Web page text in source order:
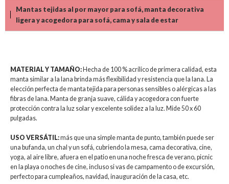
Mantas tejidas al por mayor para sofá, manta decorativa
ligera y acogedora para sofá, cama y sala de estar
MATERIAL Y TAMAÑO:Hecha de 100 % acrílico de primera calidad, esta
manta similar a la lana brinda más flexibilidad y resistencia que la lana. La
elección perfecta de manta tejida para personas sensibles o alérgicas a las
fibras de lana. Manta de granja suave, cálida y acogedora con fuerte
protección contra la luz solar y excelente solidez a la luz. Mide 50 x 60
pulgadas.
USO VERSÁTIL:más que una simple manta de punto, también puede ser
una bufanda, un chal y un sofá, cubriendo la mesa, cama decorativa, cine,
yoga, al aire libre, afuera en el patio en una noche fresca de verano, picnic
en la playa o noches de cine, incluso si vas de campamento o de excursión,
perfecto para cumpleaños, navidad, inauguración de la casa, etc.